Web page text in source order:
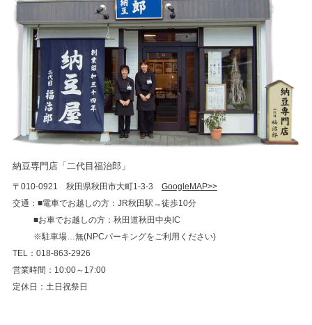
納豆専門店「二代目福治郎」
〒010-0921 秋田県秋田市大町1-3-3 GoogleMAP>>
交通：■電車でお越しの方：JR秋田駅→徒歩10分
■お車でお越しの方：秋田道秋田中央IC
※駐車場…無(NPCパーキングをご利用ください)
TEL：018-863-2926
営業時間：10:00～17:00
定休日：土日祝祭日